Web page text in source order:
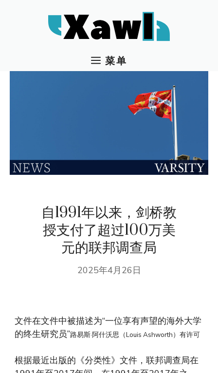
菜单
自1991年以来，剑桥教
授支付了超过100万美
元的联邦调查局
2025年4月26日
文件在文件中被描述为“一位享有声望的海外大学
的终生研究员”路易斯·阿什沃思（Louis Ashworth）有许可
根据最近出版的《分类性》文件，联邦调查局在